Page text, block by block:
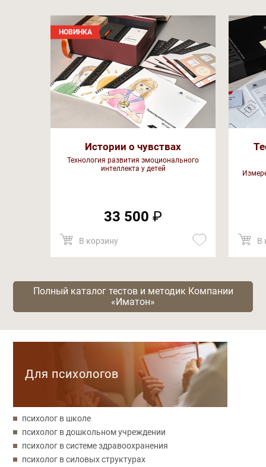
НОВИНКА
Истории о чувствах
Технология развития эмоционального
интеллекта у детей
33 500 ₽
В корзину В
Полный каталог тестов и методик Компании
«Иматон»
Для психологов
психолог в школе
психолог в дошкольном учреждении
психолог в системе здравоохранения
психолог в силовых структурах